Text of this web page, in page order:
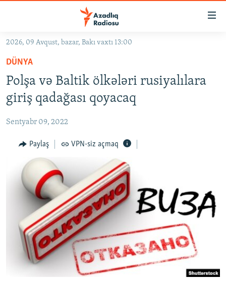
Əsas
qayıt
Əsas
naviqasiyaya
qayıt
Axtarışa
#İZAHLA
KORRUPSIOMETR
#ƏSLINDƏ
FƏRQƏ BAX
QANUNI DOĞRU
ARAŞDIRMA
MULTIMEDIA
VIDEO
FOTOQALEREYA
İNFOQRAFIKA
KARIKATURA
RADIO ARXIV
OXU ZALI
AZƏRBAYCAN ƏDƏBIYYATI KITABXANASI
İSLAM VƏ DEMOKRATIYA
İZ - MƏDƏNIYYƏT PROQRAMI
HAQQIMIZDA
MISSIYAMIZ
PEŞƏ ETIKASI VƏ JURNALISTIKA STANDARTLARIMIZ
MATERIALLARIMIZDAN ISTIFADƏ
BIZI IZLƏ
2026, 09 Avqust, bazar, Bakı vaxtı 13:00
DÜNYA
Polşa və Baltik ölkələri rusiyalılara
giriş qadağası qoyacaq
Sentyabr 09, 2022
Paylaş VPN-siz açmaq